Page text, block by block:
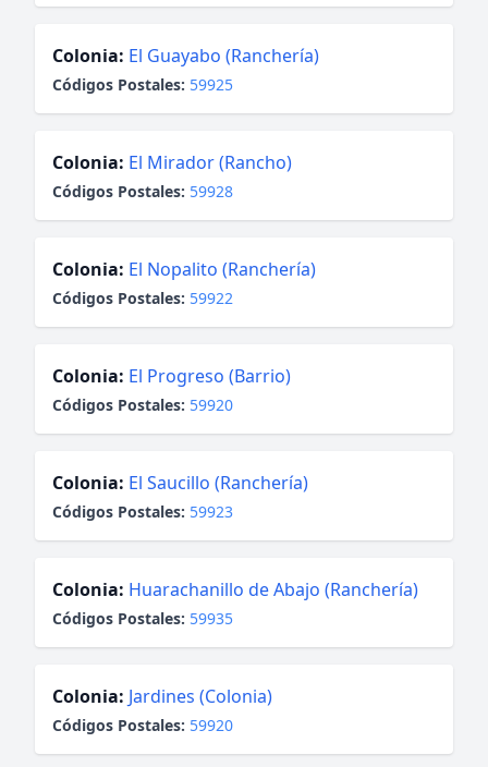
Colonia: El Guayabo (Ranchería)
Códigos Postales: 59925
Colonia: El Mirador (Rancho)
Códigos Postales: 59928
Colonia: El Nopalito (Ranchería)
Códigos Postales: 59922
Colonia: El Progreso (Barrio)
Códigos Postales: 59920
Colonia: El Saucillo (Ranchería)
Códigos Postales: 59923
Colonia: Huarachanillo de Abajo (Ranchería)
Códigos Postales: 59935
Colonia: Jardines (Colonia)
Códigos Postales: 59920